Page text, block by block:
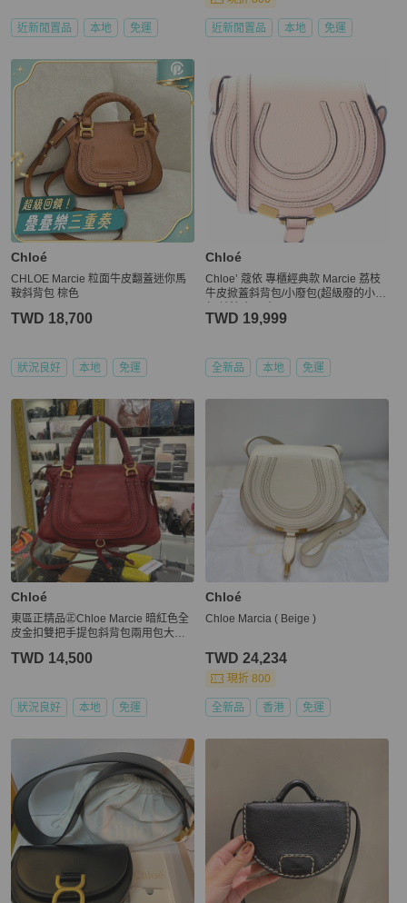
近新閒置品 本地 免運 近新閒置品 本地 免運
Chloé
CHLOE Marcie 粒面牛皮翻蓋迷你馬
鞍斜背包 棕色
TWD 18,700
狀況良好 本地 免運
Chloé
Chloe’ 蔻依 專櫃經典款 Marcie 荔枝
牛皮掀蓋斜背包/小廢包(超級廢的小廢
TWD 19,999
全新品 本地 免運
Chloé
東區正精品㊣Chloe Marcie 暗紅色全
皮金扣雙把手提包斜背包兩用包大款
TWD 14,500
狀況良好 本地 免運
Chloé
Chloe Marcia ( Beige )
TWD 24,234
現折 800
全新品 香港 免運